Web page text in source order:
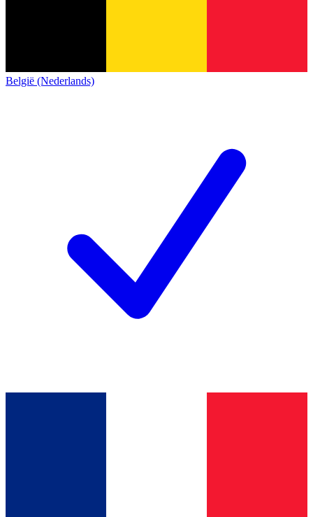
België (Nederlands)